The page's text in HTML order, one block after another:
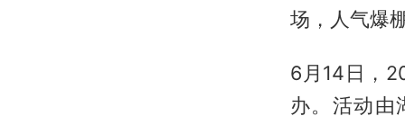
场，人气爆
6月14日，
办。活动由